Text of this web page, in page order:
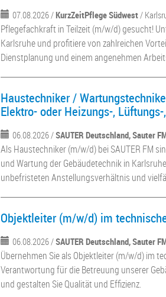
07.08.2026 /KurzZeitPflege Südwest/
Pflegefachkraft in Teilzeit (m/w/d) gesucht!
Karlsruhe und profitiere von zahlreichen
Dienstplanung und einem angenehmen
Haustechniker /
Elektro- oder Heizungs-,
06.08.2026 /SAUTER Deutschland, Sauter
Als Haustechniker (m/w/d) bei SAUTER FM
und Wartung der Gebäudetechnik in
unbefristeten Anstellungsverhältnis und
Objektleiter (m/w/d) im
06.08.2026 /SAUTER Deutschland, Sauter
Übernehmen Sie als Objektleiter (m/w/d) im
Verantwortung für die Betreuung unserer
und gestalten Sie Qualität und Effizienz.